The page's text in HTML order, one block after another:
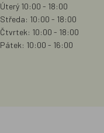
Úterý 10:00 - 18:00
Středa: 10:00 - 18:00
Čtvrtek: 10:00 - 18:00
Pátek: 10:00 - 16:00